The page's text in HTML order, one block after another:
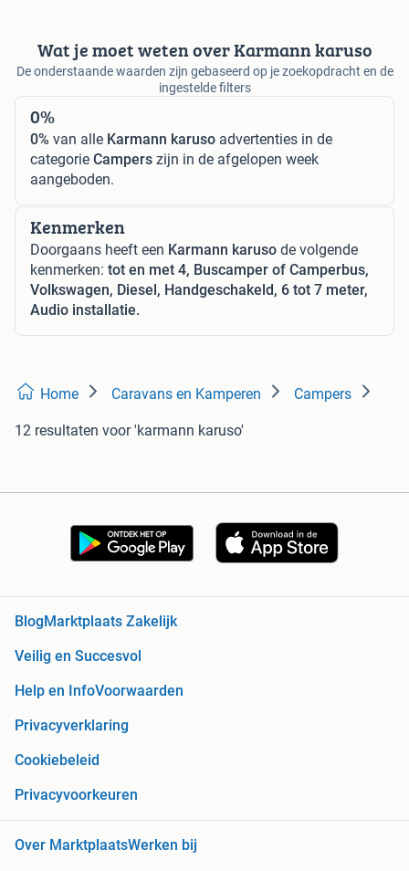
Wat je moet weten over Karmann karuso
De onderstaande waarden zijn gebaseerd op je zoekopdracht en de
ingestelde filters
0%
0% van alle Karmann karuso advertenties in de
categorie Campers zijn in de afgelopen week
aangeboden.
Kenmerken
Doorgaans heeft een Karmann karuso de volgende
kenmerken: tot en met 4, Buscamper of Camperbus,
Volkswagen, Diesel, Handgeschakeld, 6 tot 7 meter,
Audio installatie.
Home Caravans en Kamperen Campers
12 resultaten voor 'karmann karuso'
BlogMarktplaats Zakelijk
Veilig en Succesvol
Help en InfoVoorwaarden
Privacyverklaring
Cookiebeleid
Privacyvoorkeuren
Over MarktplaatsWerken bij